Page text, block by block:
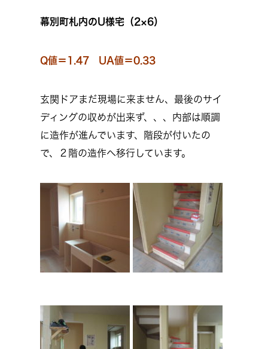
幕別町札内のU様宅（2×6）
Q値＝1.47 UA値＝0.33
玄関ドアまだ現場に来ません、最後のサイ
ディングの収めが出来ず、、、内部は順調
に造作が進んでいます、階段が付いたの
で、２階の造作へ移行しています。